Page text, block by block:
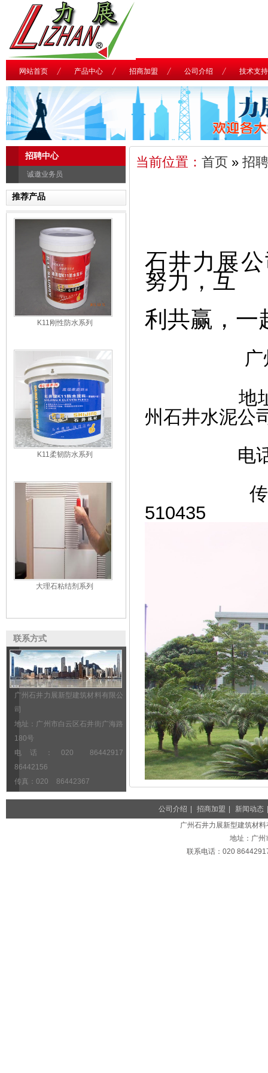
网站首页 产品中心 招商加盟 公司介绍 技术支持
招聘中心
诚邀业务员
推荐产品
K11刚性防水系列
K11柔韧防水系列
大理石粘结剂系列
联系方式
广州石井力展新型建筑材料有限公
司
地址：广州市白云区石井街广海路
180号
电话：020 86442917
86442156
传真：020 86442367
当前位置： 首页 » 招
石井力展
努力，互
利共赢，一
地址：广
州石井水泥公
电话：
传真：
510435
公司介绍 招商加盟 新闻动态
广州石井力展新型建筑材
地址：广州
联系电话：020